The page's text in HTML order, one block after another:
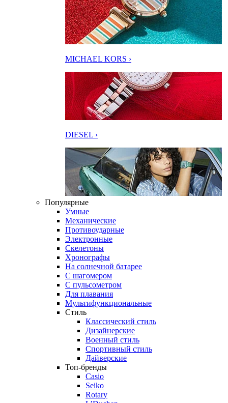
MICHAEL KORS ›
DIESEL ›
Популярные
Умные
Механические
Противоударные
Электронные
Скелетоны
Хронографы
На солнечной батарее
С шагомером
С пульсометром
Для плавания
Мультифункциональные
Стиль
Классический стиль
Дизайнерские
Военный стиль
Спортивный стиль
Дайверские
Топ-бренды
Casio
Seiko
Rotary